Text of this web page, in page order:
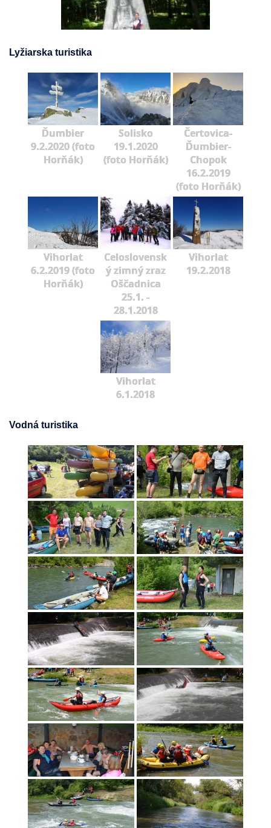
Lyžiarska turistika
Ďumbier
9.2.2020 (foto
Horňák)
Solisko
19.1.2020
(foto Horňák)
Čertovica-
Ďumbier-
Chopok
16.2.2019
(foto Horňák)
Vihorlat
6.2.2019 (foto
Horňák)
Celoslovensk
ý zimný zraz
Oščadnica
25.1. -
28.1.2018
Vihorlat
19.2.2018
Vihorlat
6.1.2018
Vodná turistika